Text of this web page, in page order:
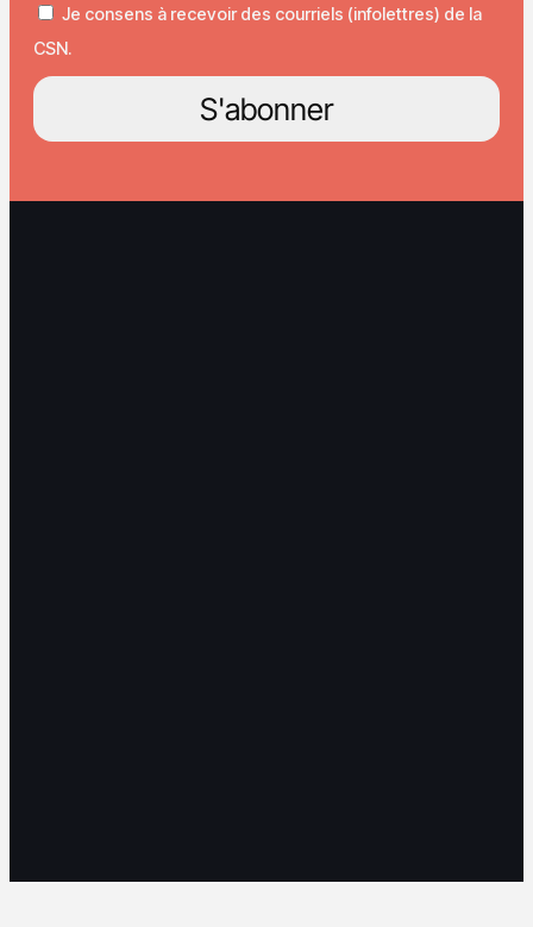
Je consens à recevoir des courriels (infolettres) de la
CSN.
S'abonner